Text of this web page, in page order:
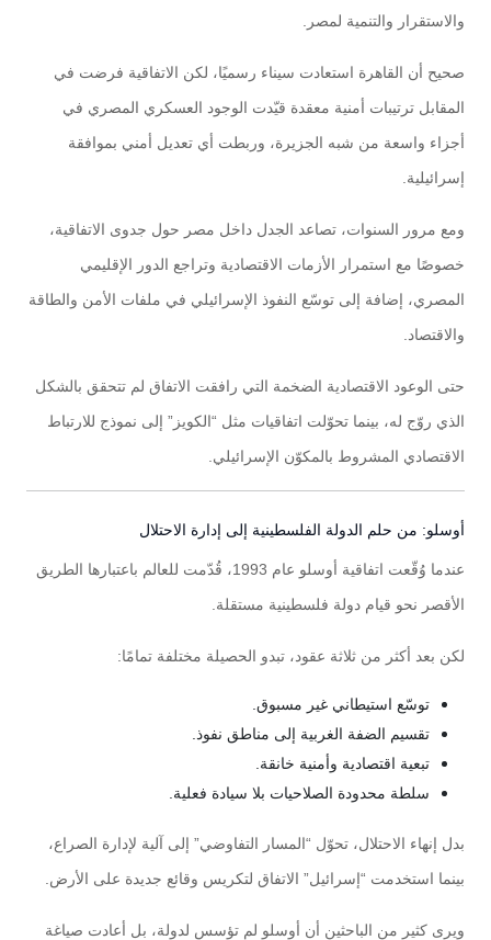
والاستقرار والتنمية لمصر.
صحيح أن القاهرة استعادت سيناء رسميًا، لكن الاتفاقية فرضت في
المقابل ترتيبات أمنية معقدة قيّدت الوجود العسكري المصري في
أجزاء واسعة من شبه الجزيرة، وربطت أي تعديل أمني بموافقة
إسرائيلية.
ومع مرور السنوات، تصاعد الجدل داخل مصر حول جدوى الاتفاقية،
خصوصًا مع استمرار الأزمات الاقتصادية وتراجع الدور الإقليمي
المصري، إضافة إلى توسّع النفوذ الإسرائيلي في ملفات الأمن والطاقة
والاقتصاد.
حتى الوعود الاقتصادية الضخمة التي رافقت الاتفاق لم تتحقق بالشكل
الذي روّج له، بينما تحوّلت اتفاقيات مثل “الكويز” إلى نموذج للارتباط
الاقتصادي المشروط بالمكوّن الإسرائيلي.
أوسلو: من حلم الدولة الفلسطينية إلى إدارة الاحتلال
عندما وُقّعت اتفاقية أوسلو عام 1993، قُدّمت للعالم باعتبارها الطريق
الأقصر نحو قيام دولة فلسطينية مستقلة.
لكن بعد أكثر من ثلاثة عقود، تبدو الحصيلة مختلفة تمامًا:
توسّع استيطاني غير مسبوق.
تقسيم الضفة الغربية إلى مناطق نفوذ.
تبعية اقتصادية وأمنية خانقة.
سلطة محدودة الصلاحيات بلا سيادة فعلية.
بدل إنهاء الاحتلال، تحوّل “المسار التفاوضي” إلى آلية لإدارة الصراع،
بينما استخدمت “إسرائيل” الاتفاق لتكريس وقائع جديدة على الأرض.
ويرى كثير من الباحثين أن أوسلو لم تؤسس لدولة، بل أعادت صياغة